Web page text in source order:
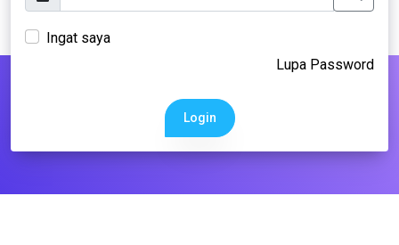
Ingat saya
Lupa Password
Login